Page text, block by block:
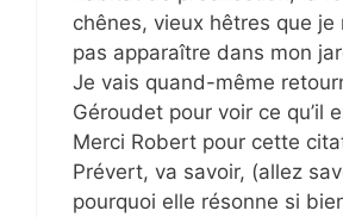
chênes, vieux hêtres que je
pas apparaître dans mon
Je vais quand-même
Géroudet pour voir ce qu’il
Merci Robert pour cette
Prévert, va savoir, (allez
pourquoi elle résonne si